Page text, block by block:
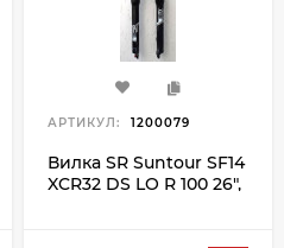
АРТИКУЛ: 1200079
Вилка SR Suntour SF14
XCR32 DS LO R 100 26",